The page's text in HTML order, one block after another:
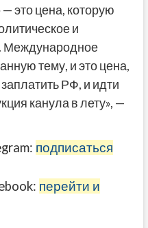
это цена, которую
и
Международное
тему, и это цена,
РФ, и идти
канула в лету», —
подписаться
перейти и